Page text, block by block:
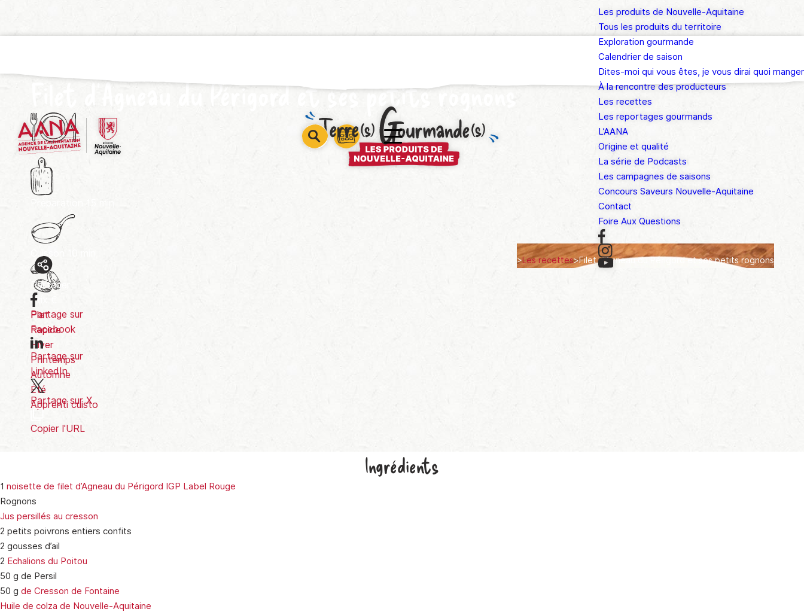
barre
1
barre
2
barre
3
Les produits de Nouvelle-Aquitaine
Tous les produits du territoire
Exploration gourmande
Calendrier de saison
Dites-moi qui vous êtes, je vous dirai quoi manger
À la rencontre des producteurs
Les recettes
Les reportages gourmands
L’AANA
Origine et qualité
La série de Podcasts
Les campagnes de saisons
Concours Saveurs Nouvelle-Aquitaine
Contact
Foire Aux Questions
Filet d’Agneau du Périgord et ses petits rognons
Pour 2
Cuisson
Prix
Plat
Rapide
Hiver
Printemps
Automne
Été
Apprenti cuisto
Partager
Partage sur
Facebook
Partage sur
LinkedIn
Partage sur X
Copier l'URL
> Les recettes>Filet d’Agneau du Périgord et ses petits rognons
Ingrédients
1 noisette de filet d’Agneau du Périgord IGP Label Rouge
Rognons
Jus persillés au cresson
2 petits poivrons entiers confits
2 gousses d’ail
2 Echalions du Poitou
50 g de Persil
50 g de Cresson de Fontaine
Huile de colza de Nouvelle-Aquitaine